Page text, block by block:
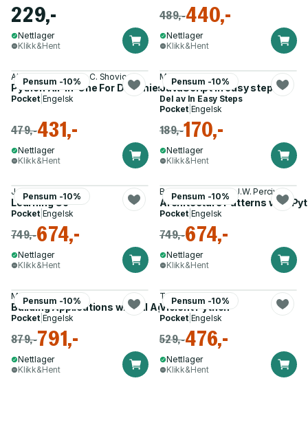
229,-
Nettlager
Klikk&Hent
489,-440,-
Nettlager
Klikk&Hent
Pensum -10%
Alan Simpson, John C. Shovic
Python All–in–One For Dummies, 3rd Edition
Pocket| Engelsk
479,-431,-
Nettlager
Klikk&Hent
Pensum -10%
Mike McGrath
JavaScript in easy steps
Del av In Easy Steps
Pocket| Engelsk
189,-170,-
Nettlager
Klikk&Hent
Pensum -10%
Jon Bodner
Learning Go
Pocket| Engelsk
749,-674,-
Nettlager
Klikk&Hent
Pensum -10%
Bob Gregory, Harry J.W. Percival
Architecture Patterns with
Pocket| Engelsk
749,-674,-
Nettlager
Klikk&Hent
Pensum -10%
Michael Albada
Building Applications with AI Agents
Pocket| Engelsk
879,-791,-
Nettlager
Klikk&Hent
Pensum -10%
TJ O'Connor
Violent Python
Pocket| Engelsk
529,-476,-
Nettlager
Klikk&Hent